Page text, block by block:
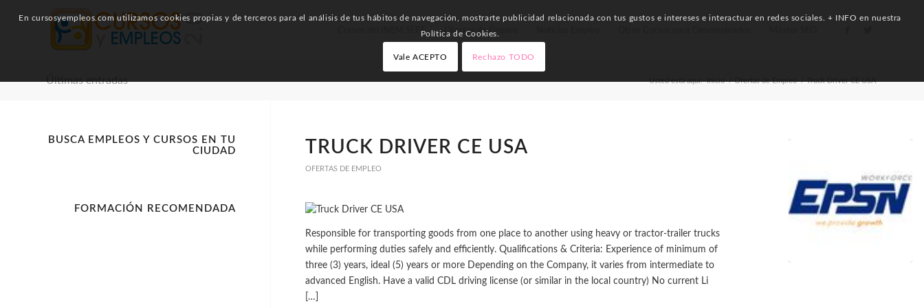
Cursos del INEM SEPE Ofertas de Empleo
Últimas entradas Usted está aquí: Inicio / Ofertas de Empleo / Truck Driver CE USA
TRUCK DRIVER CE USA
OFERTAS DE EMPLEO
Responsible for transporting goods from one place to another using heavy or tractor-trailer trucks
while performing duties safely and efficiently. Qualifications & Criteria: Experience of minimum of
three (3) years, ideal (5) years or more Depending on the Company, it varies from intermediate to
advanced English. Have a valid CDL driving license (or similar in the local country) No current Li
[…]
BUSCA EMPLEOS Y CURSOS EN TU
CIUDAD
FORMACIÓN RECOMENDADA
En cursosyempleos.com utilizamos cookies propias y de terceros para el análisis de tus hábitos de navegación, mostrarte publicidad relacionada con tus gustos e intereses e interactuar en redes sociales. + INFO en nuestra
Política de Cookies.
Vale ACEPTO Rechazo TODO